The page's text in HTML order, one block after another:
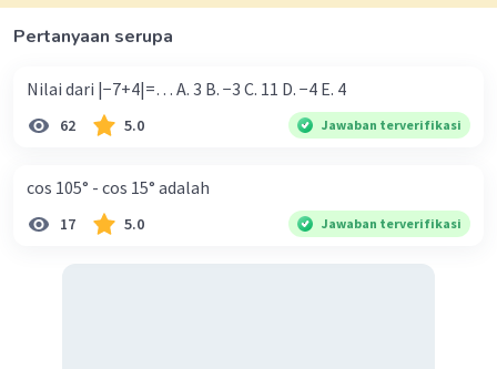
Pertanyaan serupa
Nilai dari |−7+4|=… A. 3 B. −3 C. 11 D. −4 E. 4
62 5.0 Jawaban terverifikasi
cos 105° - cos 15° adalah
17 5.0 Jawaban terverifikasi